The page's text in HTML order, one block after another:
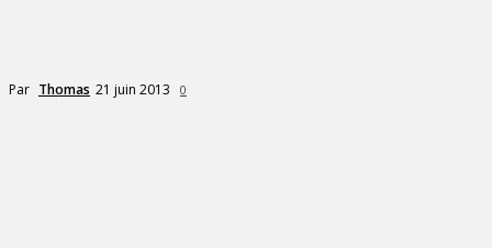
Par Thomas 21 juin 2013 0